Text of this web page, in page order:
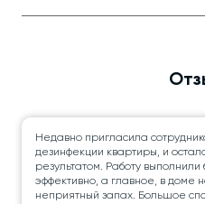
Недавно пригласила
дезинфекции квартиры, и
результатом. Работу выполнили
эффективно, а главное, в доме
неприятный запах. Большое